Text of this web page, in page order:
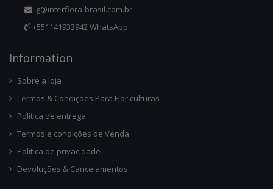
lg@interflora-brasil.com.br
+551141933942 WhatsApp
InforMation
Sobre a loja
Termos & Condições Para Floriculturas
Política de entrega
Termos e condições de Venda
Política de privacidade
Devoluções & Cancelamentos